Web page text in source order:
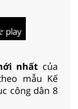
nhất của
mẫu Kế
công dân 8